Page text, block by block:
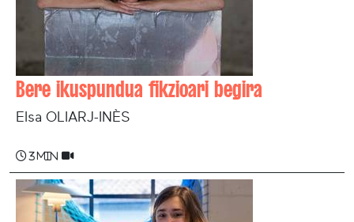
Bere ikuspundua fikzioari begira
Elsa OLIARJ-INÈS
3 min